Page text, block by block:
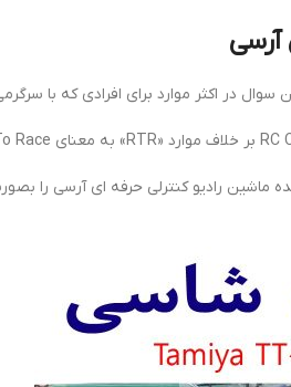
آرسی
در اکثر موارد برای افرادی که با
ماشین رادیو کنترلی حرفه ای آرسی را